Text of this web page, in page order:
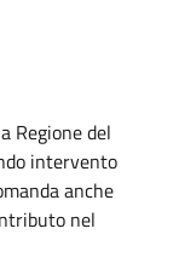
Regione del
intervento
anche
nel